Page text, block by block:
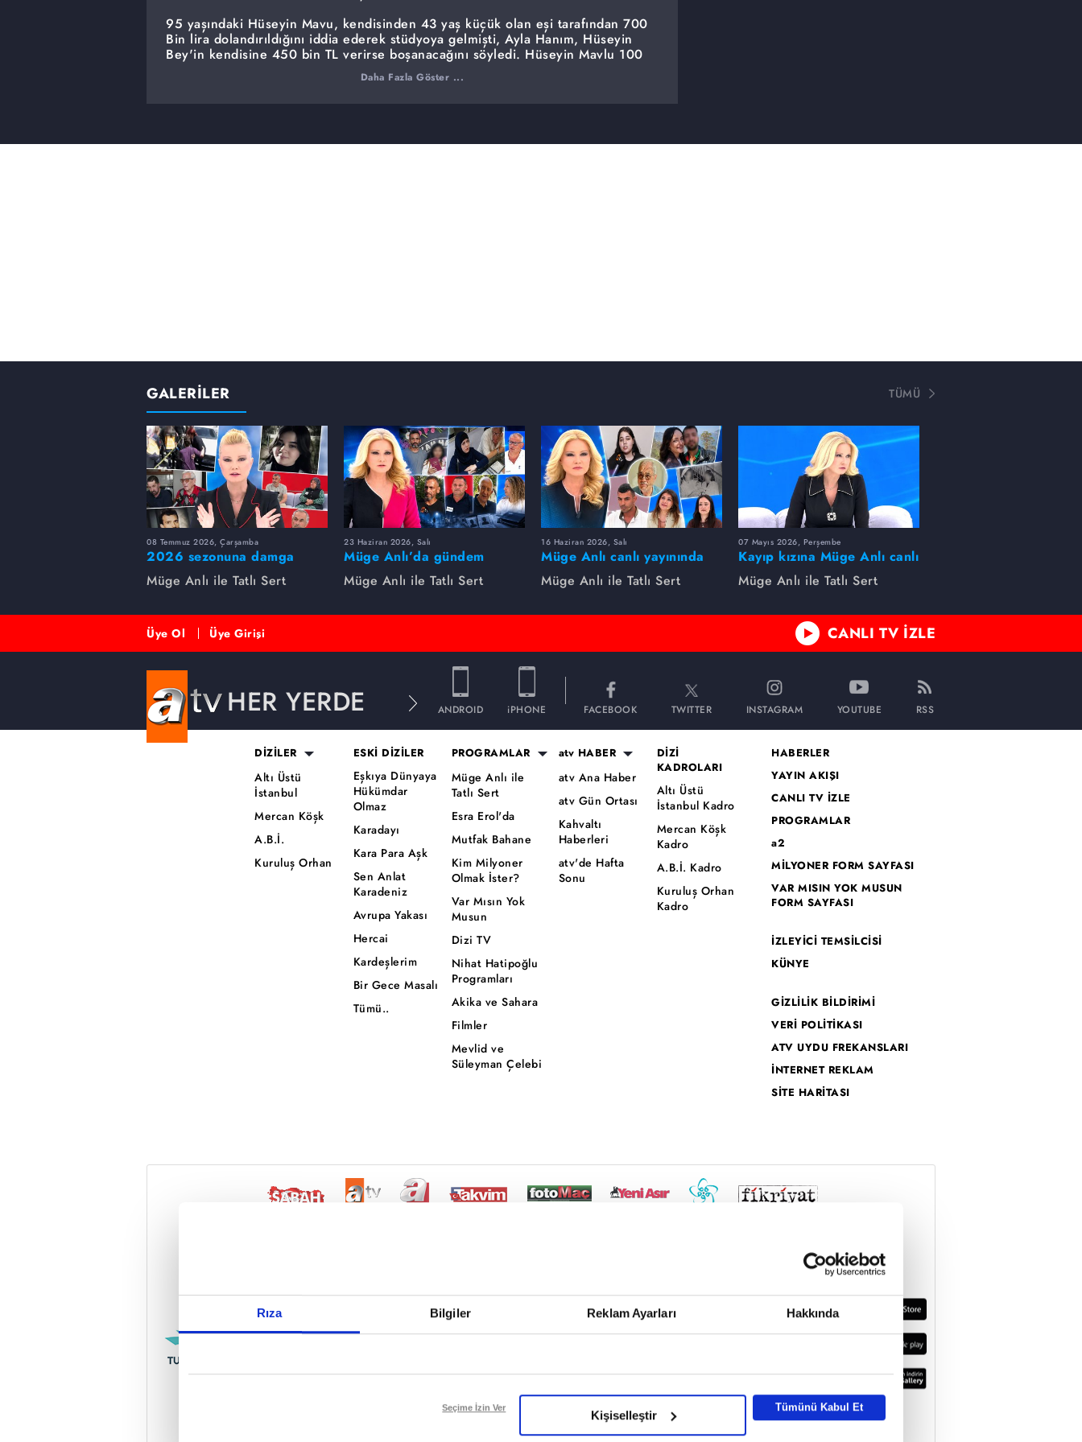
Rıza Bilgiler Reklam Ayarları Hakkında
Reddet
Seçime İzin Ver
Kişiselleştir
Tümünü Kabul Et
95 yaşındaki Hüseyin Mavu, kendisinden 43 yaş küçük olan eşi tarafından 700
Bin lira dolandırıldığını iddia ederek stüdyoya gelmişti, Ayla Hanım, Hüseyin
Bey'in kendisine 450 bin TL verirse boşanacağını söyledi. Hüseyin Mavlu 100
Fatmanur Şahin canlı yayında...
Daha Fazla Göster ...
GALERİLER TÜMÜ
08 Temmuz 2026, Çarşamba
2026 sezonuna damga
vuran 5 Müge Anlı
dosyası...
Müge Anlı ile Tatlı Sert
23 Haziran 2026, Salı
Müge Anlı’da gündem
sarsıldı! Kayıp dosyaları ve
aile ihanetleri herkesi şoke
Müge Anlı ile Tatlı Sert
16 Haziran 2026, Salı
Müge Anlı canlı yayınında
dikkat çeken gelişmeler
yaşandı. Kayıp,
Müge Anlı ile Tatlı Sert
07 Mayıs 2026, Perşembe
Kayıp kızına Müge Anlı canlı
yayında kavuştu
Müge Anlı ile Tatlı Sert
Üye Ol Üye Girişi CANLI TV İZLE
HER YERDE ANDROID iPHONE FACEBOOK TWITTER INSTAGRAM YOUTUBE RSS
DİZİLER
Altı Üstü
İstanbul
Mercan Köşk
A.B.İ.
Kuruluş Orhan
ESKİ DİZİLER
Eşkıya Dünyaya
Hükümdar
Olmaz
Karadayı
Kara Para Aşk
Sen Anlat
Karadeniz
Avrupa Yakası
Hercai
Kardeşlerim
Bir Gece Masalı
Tümü..
PROGRAMLAR
Müge Anlı ile
Tatlı Sert
Esra Erol'da
Mutfak Bahane
Kim Milyoner
Olmak İster?
Var Mısın Yok
Musun
Dizi TV
Nihat Hatipoğlu
Programları
Akika ve Sahara
Filmler
Mevlid ve
Süleyman Çelebi
atv HABER
atv Ana Haber
atv Gün Ortası
Kahvaltı
Haberleri
atv'de Hafta
Sonu
DİZİ
KADROLARI
Altı Üstü
İstanbul Kadro
Mercan Köşk
Kadro
A.B.İ. Kadro
Kuruluş Orhan
Kadro
HABERLER
YAYIN AKIŞI
CANLI TV İZLE
PROGRAMLAR
a2
MİLYONER FORM SAYFASI
VAR MISIN YOK MUSUN
FORM SAYFASI
İZLEYİCİ TEMSİLCİSİ
KÜNYE
GİZLİLİK BİLDİRİMİ
VERİ POLİTİKASI
ATV UYDU FREKANSLARI
İNTERNET REKLAM
SİTE HARİTASI